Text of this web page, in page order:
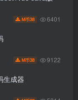
M币38 6401
M币38 9122
生成器